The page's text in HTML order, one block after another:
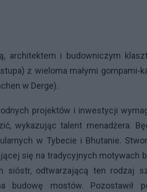
architektem i budowniczym
z wieloma małymi
w Derge).
projektów i inwestycji
wykazując talent menadżera.
w Tybecie i Bhutanie.
się na tradycyjnych motywach
sióstr, odtwarzającą ten rodzaj
budowę mostów. Pozostawił